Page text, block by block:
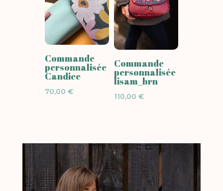
Commande
personnalisée
Candice
70,00 €
Commande
personnalisée
lisam_brn
110,00€